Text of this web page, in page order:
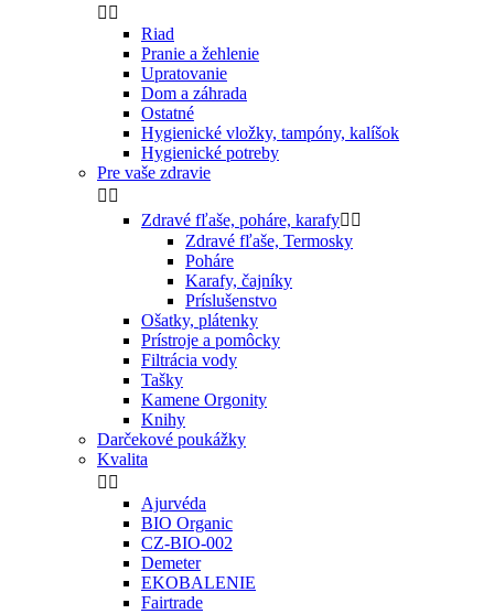
 
Riad
Pranie a žehlenie
Upratovanie
Dom a záhrada
Ostatné
Hygienické vložky, tampóny, kalíšok
Hygienické potreby
Pre vaše zdravie
 
Zdravé fľaše, poháre, karafy 
Zdravé fľaše, Termosky
Poháre
Karafy, čajníky
Príslušenstvo
Ošatky, plátenky
Prístroje a pomôcky
Filtrácia vody
Tašky
Kamene Orgonity
Knihy
Darčekové poukážky
Kvalita
 
Ajurvéda
BIO Organic
CZ-BIO-002
Demeter
EKOBALENIE
Fairtrade